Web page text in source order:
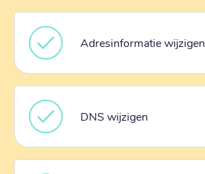
Adresinformatie wijzigen
DNS wijzigen